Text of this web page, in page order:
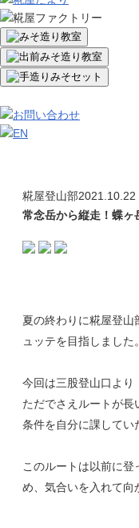
糀屋登山部2021.10.22
常念岳から縦走！蝶ヶ
夏の終わりに糀屋登山
ュッテを目指しました。
今回は三股登山口より
ただでさえルートが長
条件を自分に課してい
このルートは以前に
め、気合いを入れて向